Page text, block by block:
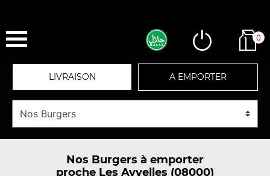
0
LIVRAISON A EMPORTER
Nos Burgers à emporter
proche Les Ayvelles (08000)